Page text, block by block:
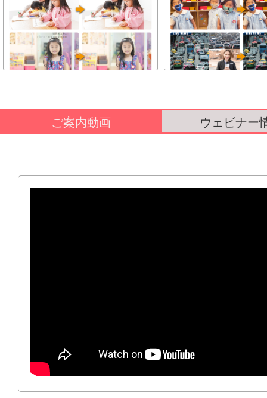
ご案内動画 ウェビナー